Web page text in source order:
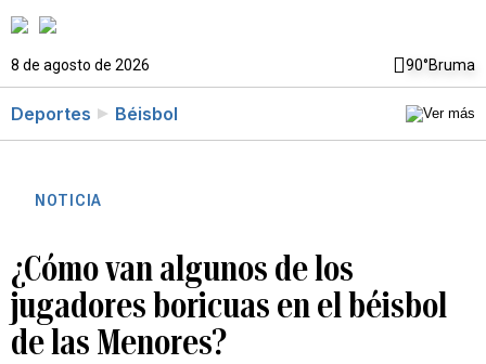
8 de agosto de 2026 90°Bruma
Deportes Béisbol
NOTICIA
¿Cómo van algunos de los
jugadores boricuas en el béisbol
de las Menores?